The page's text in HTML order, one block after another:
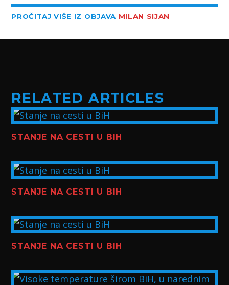
PROČITAJ VIŠE IZ OBJAVA MILAN SIJAN
RELATED ARTICLES
STANJE NA CESTI U BIH
STANJE NA CESTI U BIH
STANJE NA CESTI U BIH